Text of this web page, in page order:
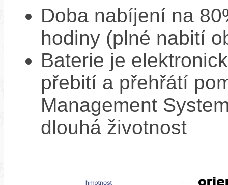
Doba nabíjení na
hodiny (plné nabití
Baterie je
přebití a přehřátí
Management
dlouhá životnost